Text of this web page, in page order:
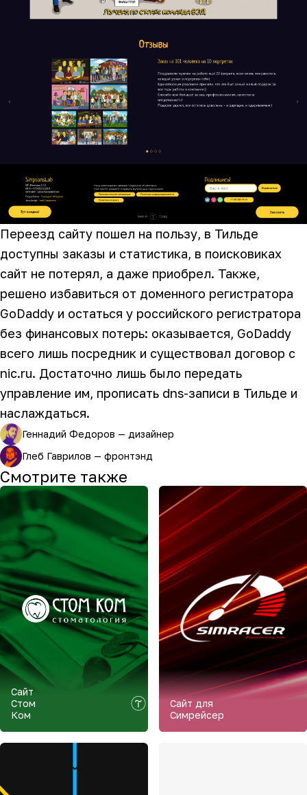
Переезд сайту пошел на пользу, в Тильде
доступны заказы и статистика, в поисковиках
сайт не потерял, а даже приобрел. Также,
решено избавиться от доменного регистратора
GoDaddy и остаться у российского регистратора
без финансовых потерь: оказывается, GoDaddy
всего лишь посредник и существовал договор с
nic.ru. Достаточно лишь было передать
управление им, прописать dns-записи в Тильде и
наслаждаться.
Геннадий Федоров — дизайнер
Глеб Гаврилов — фронтэнд
Смотрите также
Сайт
Стом
Ком
Сайт для
Симрейсер